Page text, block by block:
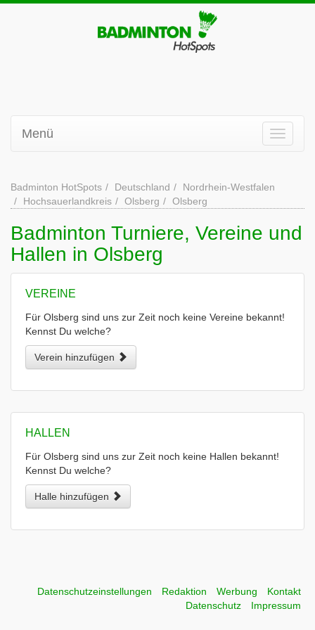
Menü
Badminton HotSpots Deutschland
Nordrhein-Westfalen
Hochsauerlandkreis
Olsberg Olsberg
Badminton Turniere, Vereine und
Hallen in Olsberg
VEREINE
Für Olsberg sind uns zur Zeit noch keine Vereine bekannt!
Kennst Du welche?
Verein hinzufügen
HALLEN
Für Olsberg sind uns zur Zeit noch keine Hallen bekannt!
Kennst Du welche?
Halle hinzufügen
Datenschutzeinstellungen Redaktion Werbung
Kontakt
Datenschutz
Impressum